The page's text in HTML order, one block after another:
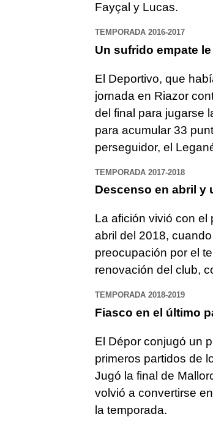
Fayçal y Lucas.
TEMPORADA 2016-2017
Un sufrido empate
El Deportivo, que
jornada en Riazor
del final para jugarse
para acumular 33
perseguidor, el
TEMPORADA 2017-2018
Descenso en abril y
La afición vivió con
abril del 2018,
preocupación por el
renovación del club,
TEMPORADA 2018-2019
Fiasco en el último
El Dépor conjugó un
primeros partidos de
Jugó la final de
volvió a convertirse
la temporada.